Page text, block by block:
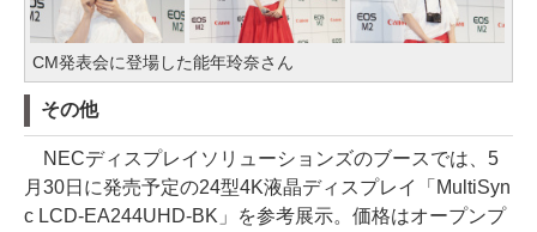
CM発表会に登場した能年玲奈さん
その他
NECディスプレイソリューションズのブースでは、5
月30日に発売予定の24型4K液晶ディスプレイ「MultiSyn
c LCD-EA244UHD-BK」を参考展示。価格はオープンプ